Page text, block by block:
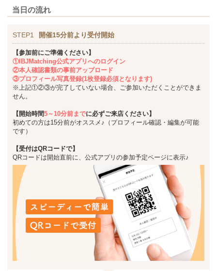
当日の流れ
STEP1 開催15分前より受付開始
【参加前にご準備ください】
①IBJMatching公式アプリへのログイン
②本人確認書類の事前アップロード
③プロフィール写真登録(1枚登録必須となります)
※上記①②③が完了していない場合、ご参加いただくことができま
せん。
【開始時間5～10分前までに必ずご来店ください】
初めての方は15分前がオススメ♪（プロフィール確認・編集が可能
です）
【受付はQRコードで】
QRコードは開始直前に、公式アプリの参加予定ページに表示♪